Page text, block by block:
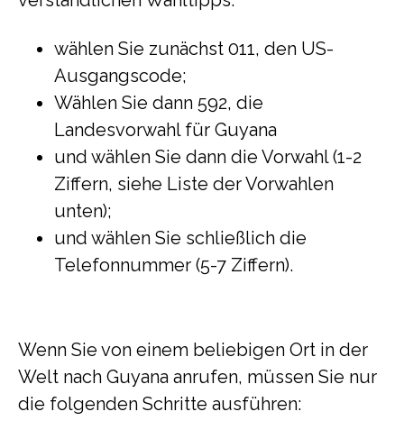
wählen Sie zunächst 011, den US-
Ausgangscode;
Wählen Sie dann 592, die
Landesvorwahl für Guyana
und wählen Sie dann die Vorwahl (1-2
Ziffern, siehe Liste der Vorwahlen
unten);
und wählen Sie schließlich die
Telefonnummer (5-7 Ziffern).
Wenn Sie von einem beliebigen Ort in der
Welt nach Guyana anrufen, müssen Sie nur
die folgenden Schritte ausführen: